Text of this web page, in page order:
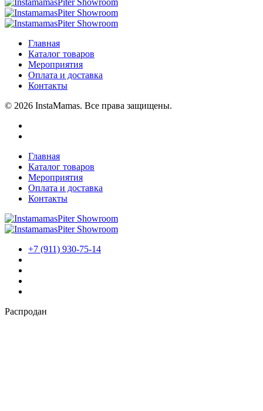
Главная
Каталог товаров
Мероприятия
Оплата и доставка
Контакты
© 2026 InstaMamas. Все права защищены.
Главная
Каталог товаров
Мероприятия
Оплата и доставка
Контакты
+7 (911) 930-75-14
Распродан